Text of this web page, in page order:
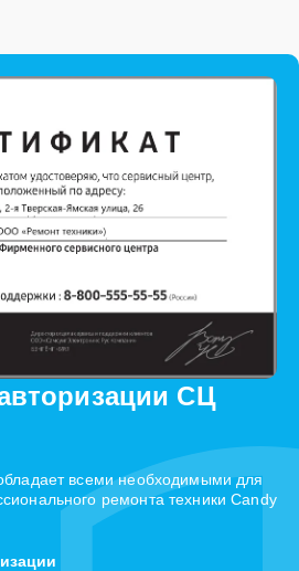
СЦ
всеми необходимыми для
ремонта техники Candy